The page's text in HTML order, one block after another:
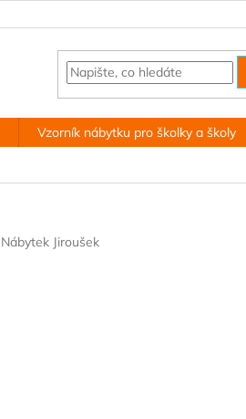
Vzorník nábytku pro školky a školy
Nábytek Jiroušek